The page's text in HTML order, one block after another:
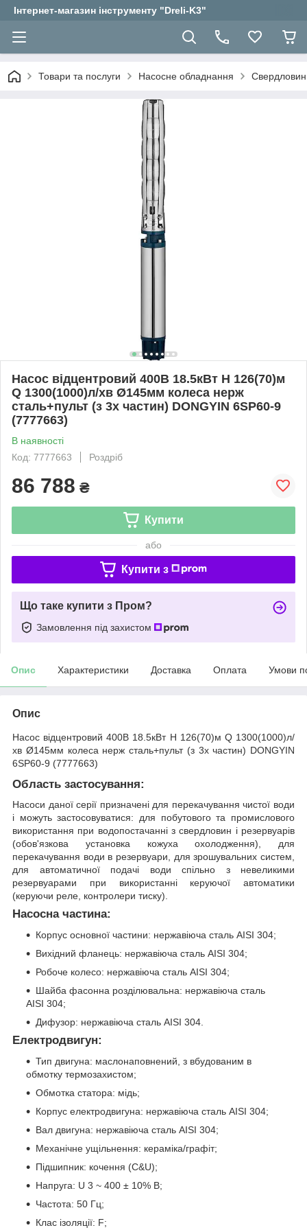
Інтернет-магазин інструменту "Dreli-K3"
Товари та послуги Насосне обладнання
Насос відцентровий 400В 18.5кВт H 126(70)м
Q 1300(1000)л/хв Ø145мм колеса нерж
сталь+пульт (з 3х частин) DONGYIN 6SP60-9
(7777663)
В наявності
Код: 7777663
Роздріб
86 788 ₴
Купити
або
Купити з
Що таке купити з Пром?
Замовлення під захистом
Опис Характеристики Доставка Оплата Умови
Опис
Насос відцентровий 400В 18.5кВт H 126(70)м Q 1300(1000)л/
хв Ø145мм колеса нерж сталь+пульт (з 3х частин) DONGYIN
6SP60-9 (7777663)
Область застосування:
Насоси даної серії призначені для перекачування чистої води
і можуть застосовуватися: для побутового та промислового
використання при водопостачанні з свердловин і резервуарів
(обов'язкова установка кожуха охолодження), для
перекачування води в резервуари, для зрошувальних систем,
для автоматичної подачі води спільно з невеликими
резервуарами при використанні керуючої автоматики
(керуючи реле, контролери тиску).
Насосна частина:
Корпус основної частини: нержавiюча сталь AISI 304;
Вихiдний фланець: нержавiюча сталь AISI 304;
Робоче колесо: нержавiюча сталь AISI 304;
Шайба фасонна роздiлювальна: нержавiюча сталь
AISI 304;
Дифузор: нержавiюча сталь AISI 304.
Електродвигун:
Тип двигуна: маслонаповнений, з вбудованим в
обмотку термозахистом;
Обмотка статора: мiдь;
Корпус електродвигуна: нержавiюча сталь AISI 304;
Вал двигуна: нержавiюча сталь AISI 304;
Механічне ущільнення: керамiка/графiт;
Пiдшипник: кочення (С&U);
Напруга: U 3 ~ 400 ± 10% В;
Частота: 50 Гц;
Клас iзоляцiї: F;